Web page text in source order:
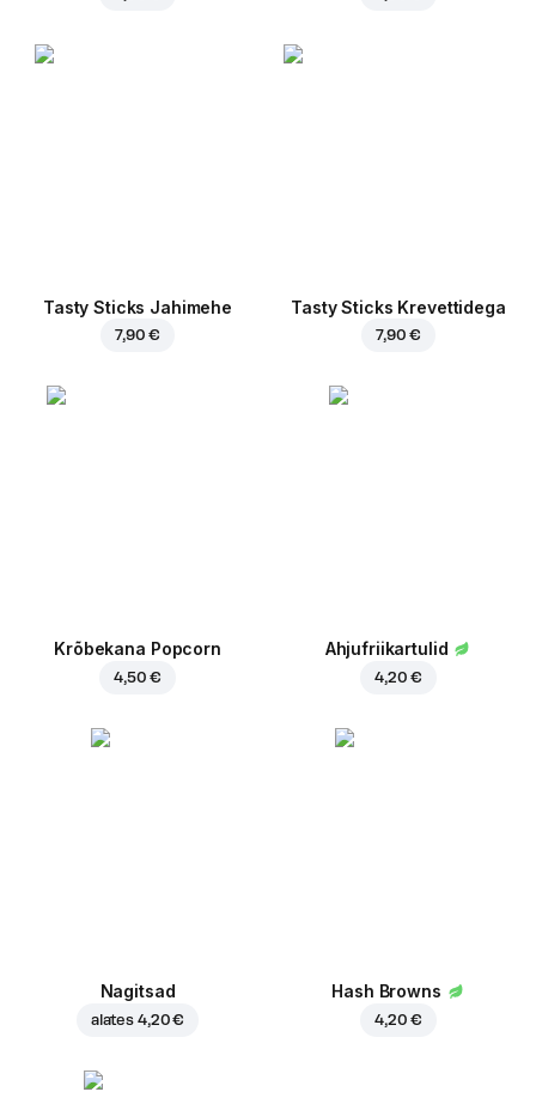
Tasty Sticks Jahimehe
7,90 €
Tasty Sticks Krevettidega
7,90 €
Krõbekana Popcorn
4,50 €
Ahjufriikartulid
4,20 €
Nagitsad
alates 4,20 €
Hash Browns
4,20 €